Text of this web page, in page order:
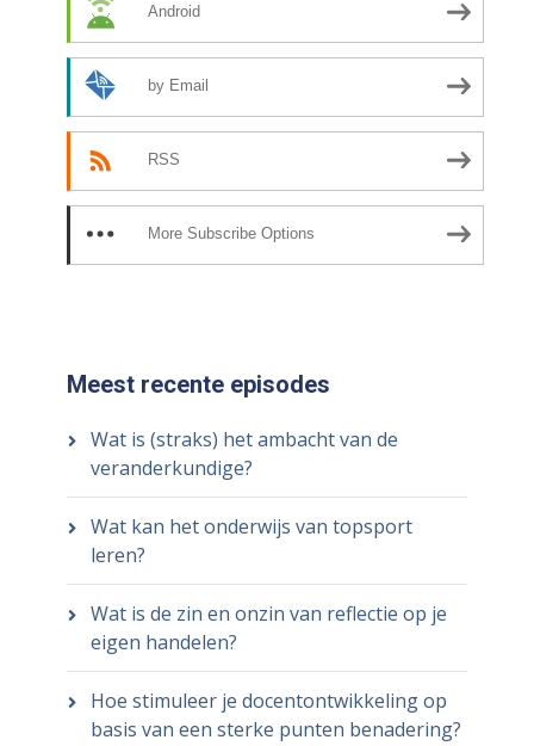
Android
by Email
RSS
More Subscribe Options
Meest recente episodes
Wat is (straks) het ambacht van de
veranderkundige?
Wat kan het onderwijs van topsport
leren?
Wat is de zin en onzin van reflectie op je
eigen handelen?
Hoe stimuleer je docentontwikkeling op
basis van een sterke punten benadering?